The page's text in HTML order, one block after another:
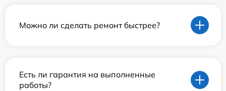
Можно ли сделать ремонт быстрее?
Есть ли гарантия на выполненные
работы?